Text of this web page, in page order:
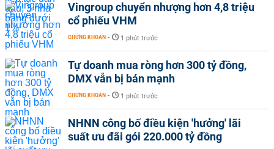
Vingroup chuyển nhượng hơn 4,8 triệu
cổ phiếu VHM
CHỨNG KHOÁN - 1 phút trước
Tự doanh mua ròng hơn 300 tỷ đồng,
DMX vẫn bị bán mạnh
CHỨNG KHOÁN - 1 phút trước
NHNN công bố điều kiện 'hưởng' lãi
suất ưu đãi gói 220.000 tỷ đồng